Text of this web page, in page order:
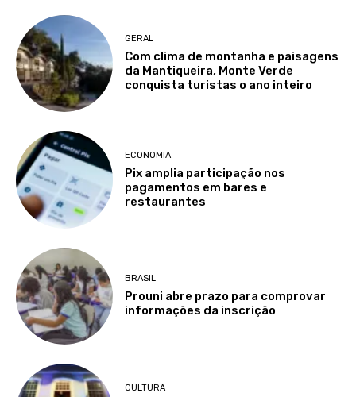
GERAL
Com clima de montanha e paisagens
da Mantiqueira, Monte Verde
conquista turistas o ano inteiro
ECONOMIA
Pix amplia participação nos
pagamentos em bares e
restaurantes
BRASIL
Prouni abre prazo para comprovar
informações da inscrição
CULTURA